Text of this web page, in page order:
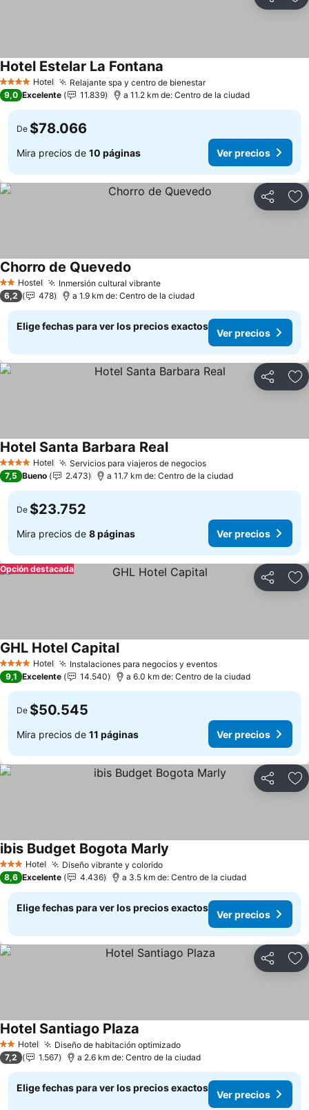
4 EstrellasHotel Relajante spa y centro de bienestarVer precios
Hotel Estelar La Fontana
9,0 Excelente 11.839 a 11.2 km de: Centro de la ciudad
De $78.066
Mira precios de 10 páginas Ver precios
Compartir
2 Estrellas
Hostel Inmersión cultural vibranteVer precios
Chorro de Quevedo
6,2 478 a 1.9 km de: Centro de la ciudad
Elige fechas para ver los precios exactos
Ver precios
Compartir
4 EstrellasHotel Servicios para viajeros de negociosVer precios
Hotel Santa Barbara RealVer precios
7,5 Bueno 2.473 a 11.7 km de: Centro de la ciudad
De $23.752
Mira precios de 8 páginas Ver precios
Compartir
Opción destacada
4 EstrellasHotel Instalaciones para negocios y eventosVer precios
GHL Hotel CapitalVer precios
9,1 Excelente 14.540 a 6.0 km de: Centro de la ciudad
De $50.545
Mira precios de 11 páginas Ver precios
Compartir
3 Estrellas
Hotel Diseño vibrante y coloridoVer precios
ibis Budget Bogota Marly
8,6 Excelente 4.436 a 3.5 km de: Centro de la ciudad
Elige fechas para ver los precios exactos
Ver precios
Compartir
2 Estrellas
Hotel Diseño de habitación optimizadoVer precios
Hotel Santiago Plaza
7,2 1.567 a 2.6 km de: Centro de la ciudad
Elige fechas para ver los precios exactos
Ver precios